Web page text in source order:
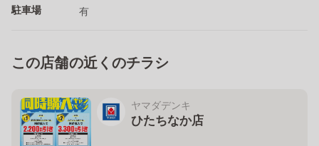
駐車場 有
この店舗の近くのチラシ
ヤマダデンキ
ひたちなか店